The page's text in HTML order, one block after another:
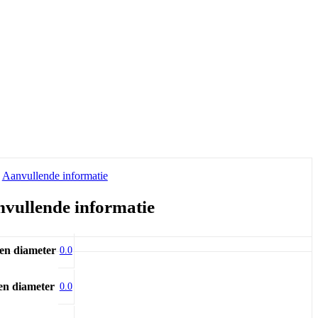
Aanvullende informatie
informatie
diameter 0.0
diameter 0.0